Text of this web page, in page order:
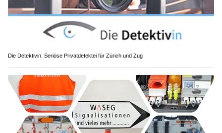
Die Detektivin: Seriöse Privatdetektei für Zürich und Zug